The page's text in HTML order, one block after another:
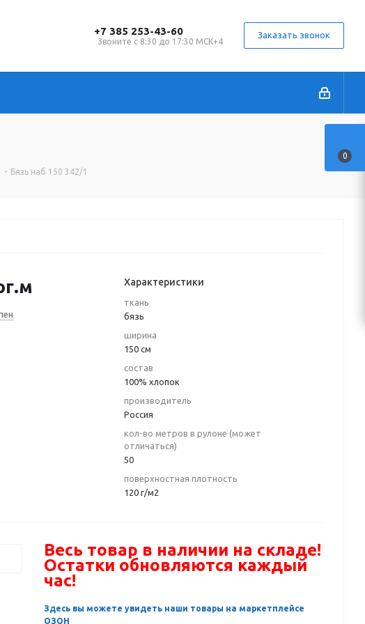
+7 385 253-43-60
Звоните с 8:30 до 17:30 МСК+4
Заказать звонок
- Бязь наб 150 342/1
Характеристики
ткань
бязь
ширина
150 см
состав
100% хлопок
производитель
Россия
кол-во метров в рулоне (может
отличаться)
50
поверхностная плотность
120 г/м2
Весь товар в наличии на складе!
Остатки обновляются каждый
час!
Здесь вы можете увидеть наши товары на маркетплейсе
ОЗОН
0